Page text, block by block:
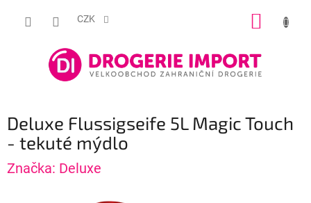
CZK
Deluxe Flussigseife 5L Magic Touch
- tekuté mýdlo
Značka: Deluxe